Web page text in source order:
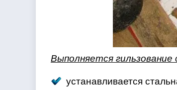
Выполняется гильзование
устанавливается